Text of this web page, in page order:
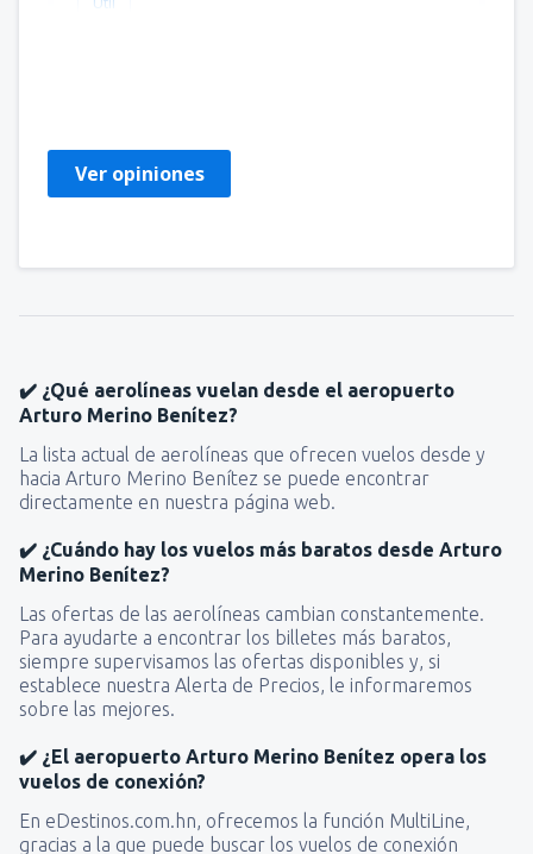
Ver opiniones
✔️ ¿Qué aerolíneas vuelan desde el aeropuerto
Arturo Merino Benítez?
La lista actual de aerolíneas que ofrecen vuelos desde y
hacia Arturo Merino Benítez se puede encontrar
directamente en nuestra página web.
✔️ ¿Cuándo hay los vuelos más baratos desde Arturo
Merino Benítez?
Las ofertas de las aerolíneas cambian constantemente.
Para ayudarte a encontrar los billetes más baratos,
siempre supervisamos las ofertas disponibles y, si
establece nuestra Alerta de Precios, le informaremos
sobre las mejores.
✔️ ¿El aeropuerto Arturo Merino Benítez opera los
vuelos de conexión?
En eDestinos.com.hn, ofrecemos la función MultiLine,
gracias a la que puede buscar los vuelos de conexión